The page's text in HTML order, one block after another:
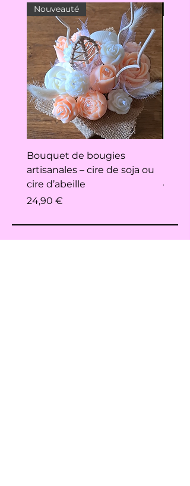
Nouveauté
Bouquet de bougies
artisanales – cire de soja ou
cire d’abeille
Prix
24,90 €
Prix
9,00 €